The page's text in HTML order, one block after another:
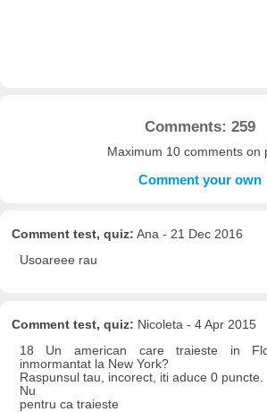
Comments: 259
Maximum 10 comments on
Comment your own
Comment test, quiz: Ana - 21 Dec 2016
Usoareee rau
Comment test, quiz: Nicoleta - 4 Apr 2015
18 Un american care traieste in
inmormantat la New York?
Raspunsul tau, incorect, iti aduce 0 puncte.
Nu
pentru ca traieste